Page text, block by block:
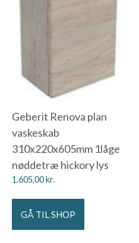
Geberit Renova plan
vaskeskab
310x220x605mm 1låge
nøddetræ hickory lys
1.605,00kr.
GÅ TIL SHOP